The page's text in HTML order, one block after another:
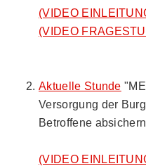
(VIDEO
(VIDEO
Aktuelle Stunde
Versorgung der
Betroffene
(VIDEO